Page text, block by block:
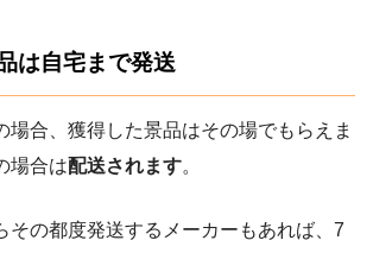
は自宅まで発送
場合、獲得した景品はその場でもらえま
場合は配送されます。
その都度発送するメーカーもあれば、7